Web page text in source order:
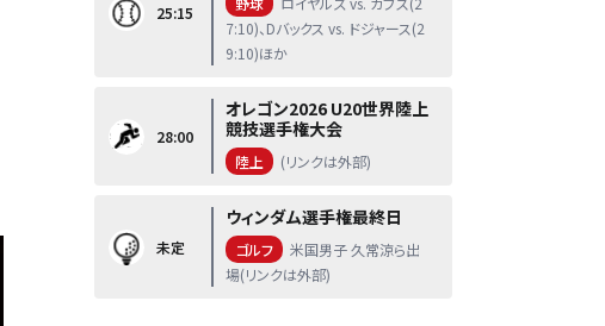
25:15
7:10)、Dバックス vs. ドジャース(2
9:10)ほか
28:00
オレゴン2026 U20世界陸上
競技選手権大会
陸上 (リンクは外部)
未定
ウィンダム選手権最終日
ゴルフ
米国男子 久常涼ら出
場(リンクは外部)